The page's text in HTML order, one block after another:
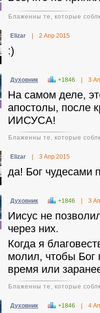
Блаженны те, которые
Elizar 2 Апр 2015
:)
Духовник +1846 3
На самом деле,
апостолы, после
ИИСУСА!
Блаженны те, которые
Elizar 3 Апр 2015
да! Бог чудесами
Духовник +1846 3
Иисус не
через них.
Когда я
молил, чтобы Бог
время или
Блаженны те, которые
Духовник +1846 4